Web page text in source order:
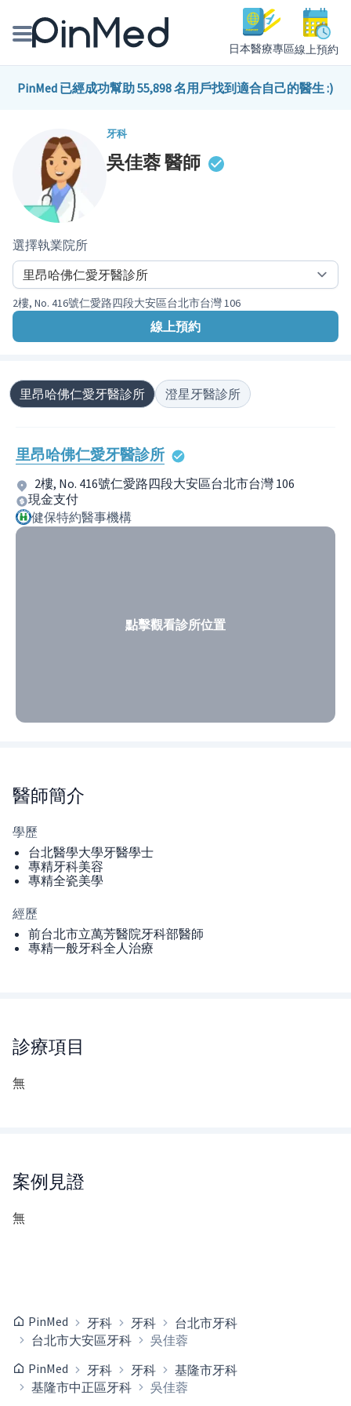
日本醫療專區線上預約
線上預約醫師、院所
健康主題館
PinMed 已經成功幫助 55,898 名用戶找到適合自己的醫生 :)
牙科
吳佳蓉醫師
選擇執業院所
2樓, No. 416號仁愛路四段大安區台北市台灣 106
線上預約
里昂哈佛仁愛牙醫診所 澄星牙醫診所
里昂哈佛仁愛牙醫診所
2樓, No. 416號仁愛路四段大安區台北市台灣 106
現金支付
健保特約醫事機構
點擊觀看診所位置
醫師簡介
學歷
台北醫學大學牙醫學士
專精牙科美容
專精全瓷美學
經歷
前台北市立萬芳醫院牙科部醫師
專精一般牙科全人治療
診療項目
無
案例見證
無
PinMed 牙科 牙科
台北市牙科
台北市大安區牙科
吳佳蓉
PinMed
牙科 牙科
基隆市牙科
基隆市中正區牙科
吳佳蓉